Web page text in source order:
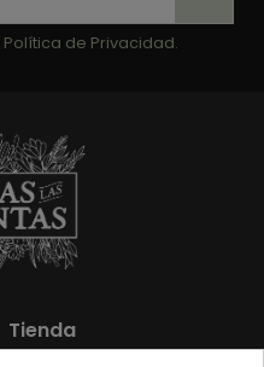
Política de Privacidad.
Tienda